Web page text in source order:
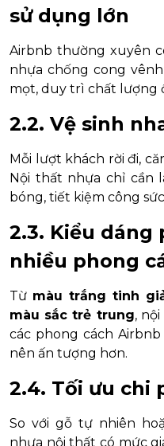
sử dụng lớn
Airbnb thường xuyên
nhựa chống cong
mọt, duy trì chất lượng
2.2. Vệ sinh
Mỗi lượt khách rời đi,
Nội thất nhựa chỉ cần
bóng, tiết kiệm công
2.3. Kiểu dáng
nhiều phong
Từ màu trắng tinh
màu sắc trẻ trung,
các phong cách
nên ấn tượng hơn.
2.4. Tối ưu chi
So với gỗ tự nhiên
nhựa nội thất có mức